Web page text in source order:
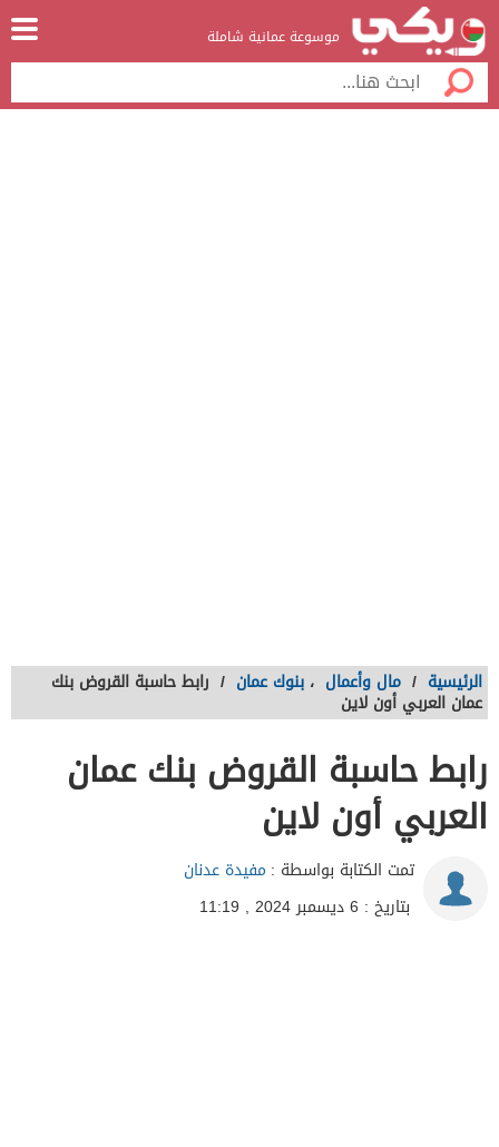
موسوعة عمانية شاملة
الرئيسية / مال وأعمال ، بنوك عمان / رابط حاسبة القروض بنك
عمان العربي أون لاين
رابط حاسبة القروض بنك عمان
العربي أون لاين
تمت الكتابة بواسطة : مفيدة عدنان
بتاريخ : 6 ديسمبر 2024 , 11:19